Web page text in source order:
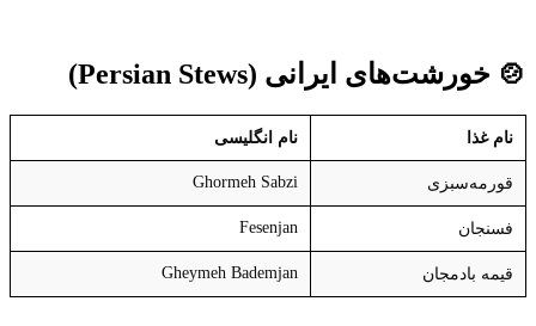
🍲 خورشت‌های ایرانی (Persian Stews)
نام غذا نام انگلیسی
قورمه‌سبزی Ghormeh Sabzi
فسنجان Fesenjan
قیمه بادمجان Gheymeh Bademjan